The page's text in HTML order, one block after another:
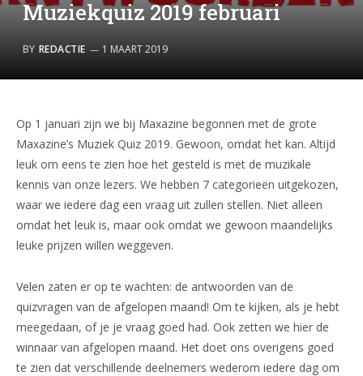
Muziekquiz 2019 februari
BY REDACTIE 1 MAART 2019
Op 1 januari zijn we bij Maxazine begonnen met de grote
Maxazine’s Muziek Quiz 2019. Gewoon, omdat het kan. Altijd
leuk om eens te zien hoe het gesteld is met de muzikale
kennis van onze lezers. We hebben 7 categorieën uitgekozen,
waar we iedere dag een vraag uit zullen stellen. Niet alleen
omdat het leuk is, maar ook omdat we gewoon maandelijks
leuke prijzen willen weggeven.
Velen zaten er op te wachten: de antwoorden van de
quizvragen van de afgelopen maand! Om te kijken, als je hebt
meegedaan, of je je vraag goed had. Ook zetten we hier de
winnaar van afgelopen maand. Het doet ons overigens goed
te zien dat verschillende deelnemers wederom iedere dag om